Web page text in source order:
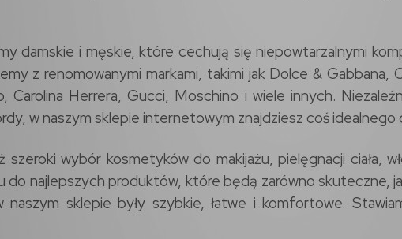
damskie i męskie, które cechują się niepowtarzalnymi
z renomowanymi markami, takimi jak Dolce & Gabbana,
Carolina Herrera, Gucci, Moschino i wiele innych.
w naszym sklepie internetowym znajdziesz coś idealnego
wybór kosmetyków do makijażu, pielęgnacji ciała,
do najlepszych produktów, które będą zarówno skuteczne,
sklepie były szybkie, łatwe i komfortowe.